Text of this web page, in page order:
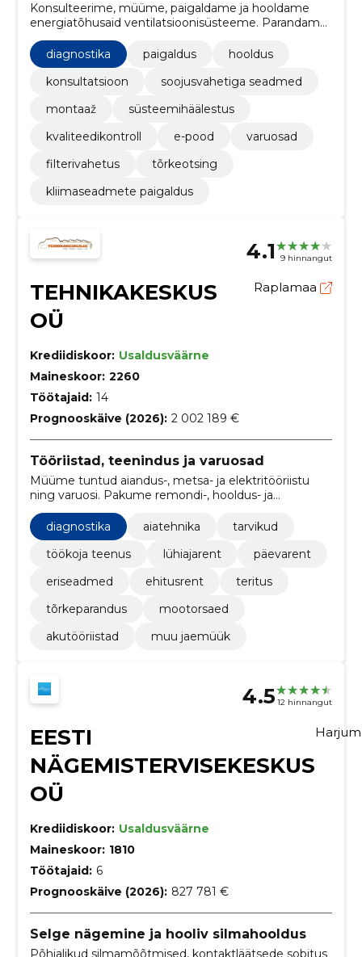
Konsulteerime, müüme, paigaldame ja hooldame
energiatõhusaid ventilatsioonisüsteeme. Parandame
sisekliimat, vähendame soojakadu ja tagame
pikaajalise töökindluse.
diagnostika paigaldus
hooldus
konsultatsioon
soojusvahetiga seadmed
montaaž
süsteemihäälestus
kvaliteedikontroll
e-pood
varuosad
filterivahetus
tõrkeotsing
kliimaseadmete paigaldus
4.1 9 hinnangut
TEHNIKAKESKUS
OÜ
Raplamaa
Krediidiskoor: Usaldusväärne
Maineskoor: 2260
Töötajaid: 14
Prognooskäive (2026): 2 002 189 €
Tööriistad, teenindus ja varuosad
Müüme tuntud aiandus-, metsa- ja elektritööriistu
ning varuosi. Pakume remondi-, hooldus- ja
rentaateenust ning gaasiballoonide vahetust Kohilas
ja Keilas.
diagnostika aiatehnika
tarvikud
töökoja teenus
lühiajarent
päevarent
eriseadmed
ehitusrent
teritus
tõrkeparandus
mootorsaed
akutööriistad
muu jaemüük
4.5 12 hinnangut
EESTI
NÄGEMISTERVISEKESKUS
OÜ
Krediidiskoor: Usaldusväärne
Maineskoor: 1810
Töötajaid: 6
Prognooskäive (2026): 827 781 €
Selge nägemine ja hooliv silmahooldus
Põhjalikud silmamõõtmised, kontaktläätsede sobitus